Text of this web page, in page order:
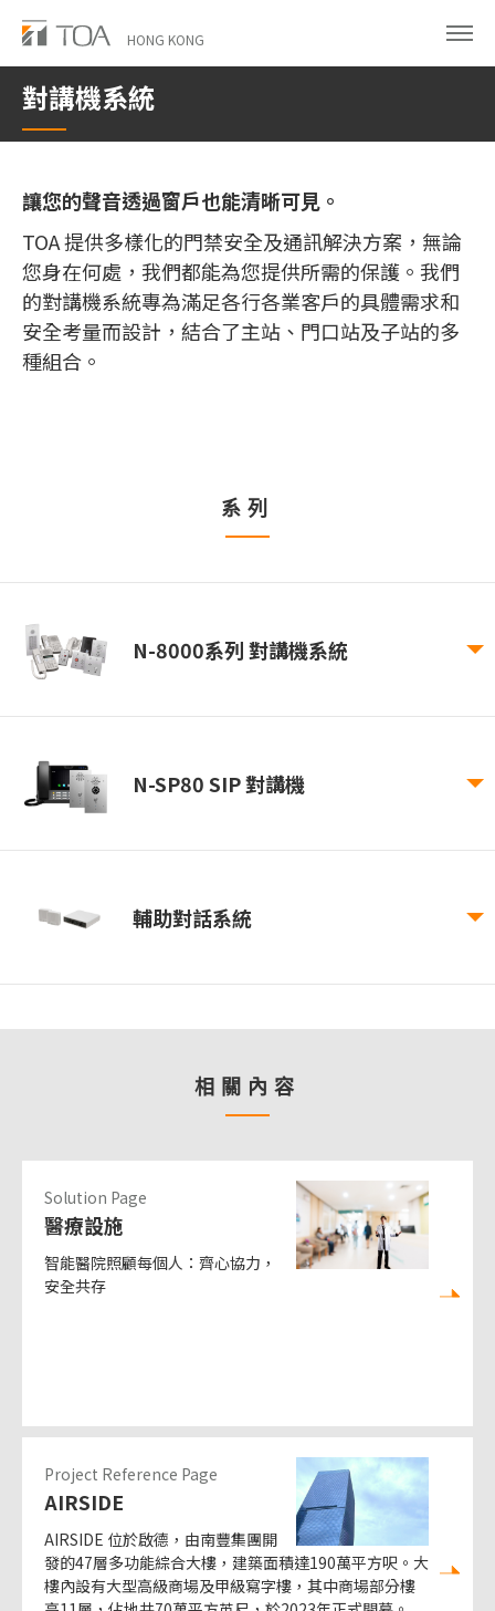
Skip
main
content
HONG KONG
對講機系統
讓您的聲音透過窗戶也能清晰可見。
TOA 提供多樣化的門禁安全及通訊解決方案，無論
您身在何處，我們都能為您提供所需的保護。我們
的對講機系統專為滿足各行各業客戶的具體需求和
安全考量而設計，結合了主站、門口站及子站的多
種組合。
系列
N-8000系列 對講機系統
N-SP80 SIP 對講機
輔助對話系統
相關內容
Solution Page
醫療設施
智能醫院照顧每個人：齊心協力，
安全共存
Project Reference Page
AIRSIDE
AIRSIDE 位於啟德，由南豐集團開
發的47層多功能綜合大樓，建築面積達190萬平方呎。大
樓內設有大型高級商場及甲級寫字樓，其中商場部分樓